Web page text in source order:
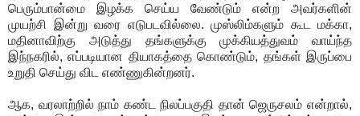
பெரும்பான்மை இழக்க செய்ய வேண்டும் என்ற அவர்களின்
முயற்சி இன்று வரை எடுபடவில்லை. முஸ்லிம்களும் கூட மக்கா,
மதினாவிற்கு அடுத்து தங்களுக்கு முக்கியத்துவம் வாய்ந்த
இந்நகரில், எப்படியான தியாகத்தை கொண்டும், தங்கள் இருப்பை
உறுதி செய்து விட எண்ணுகின்றனர்.
ஆக, வரலாற்றில் நாம் கண்ட நிலப்பகுதி தான் ஜெருசலம் என்றால்,